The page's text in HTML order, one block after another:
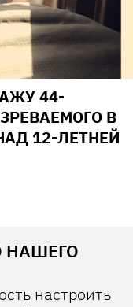
44-
В
12-ЛЕТНЕЙ
НАШЕГО
настроить